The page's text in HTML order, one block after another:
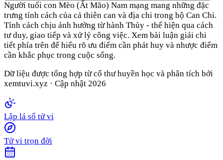
Người tuổi con Mèo (Ất Mão) Nam mạng mang những đặc
trưng tính cách của cả thiên can và địa chi trong bộ Can Chi.
Tính cách chịu ảnh hưởng từ hành Thủy - thể hiện qua cách
tư duy, giao tiếp và xử lý công việc. Xem bài luận giải chi
tiết phía trên để hiểu rõ ưu điểm cần phát huy và nhược điểm
cần khắc phục trong cuộc sống.
Dữ liệu được tổng hợp từ cổ thư huyền học và phân tích bởi
xemtuvi.xyz · Cập nhật 2026
Lập lá số tử vi
Tử vi trọn đời